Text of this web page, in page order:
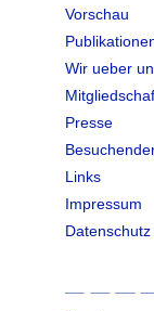
Vorschau
Wir ueber
Presse
Links
Impressum
Datenschutz